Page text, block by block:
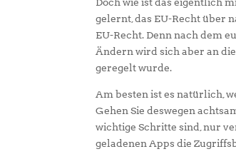
gelernt, das EU-Recht über
EU-Recht. Denn nach dem
Ändern wird sich aber an
geregelt wurde.
Am besten ist es natürlich,
Gehen Sie deswegen
wichtige Schritte sind, nur
geladenen Apps die